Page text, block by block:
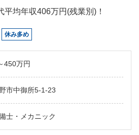
均年収406万円(残業別)！
休み多め
450万円
市中御所5-1-23
士・メカニック